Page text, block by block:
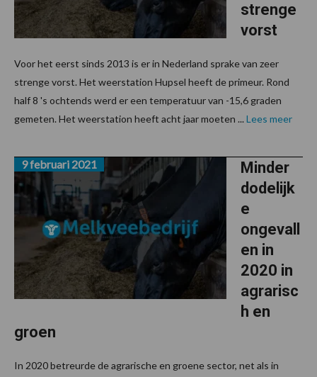
strenge
vorst
Voor het eerst sinds 2013 is er in Nederland sprake van zeer
strenge vorst. Het weerstation Hupsel heeft de primeur. Rond
half 8 's ochtends werd er een temperatuur van -15,6 graden
gemeten. Het weerstation heeft acht jaar moeten ... Lees meer
Minder
dodelijk
e
ongevall
en in
2020 in
agrarisc
h en
groen
9 februari 2021
In 2020 betreurde de agrarische en groene sector, net als in